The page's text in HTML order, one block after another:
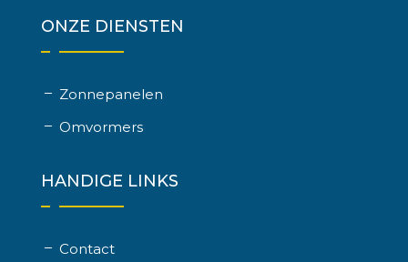
ONZE DIENSTEN
Zonnepanelen
Omvormers
HANDIGE LINKS
Contact